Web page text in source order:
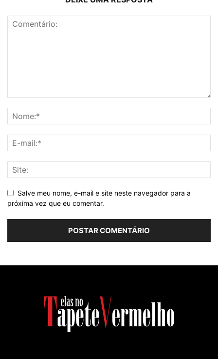
Salve meu nome, e-mail e site neste navegador para a
próxima vez que eu comentar.